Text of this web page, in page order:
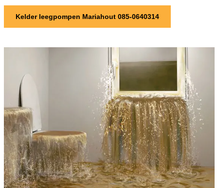
Kelder leegpompen Mariahout 085-0640314